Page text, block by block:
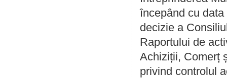
începând cu
decizie a
Raportului de
Achiziții, Comerț
privind controlul